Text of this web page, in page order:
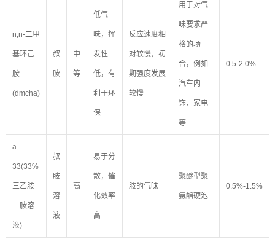
n,n-二甲
基环己
胺
(dmcha)
叔
胺
中
等
低气
味，挥
发性
低，有
利于环
保
反应速度相
对较慢，初
期强度发展
较慢
用于对气
味要求严
格的场
合，例如
汽车内
饰、家电
等
0.5-2.0%
a-
33(33%
三乙胺
二胺溶
液)
叔
胺
溶
液
高
易于分
散，催
化效率
高
胺的气味
聚醚型聚
氨酯硬泡
0.5%-1.5%